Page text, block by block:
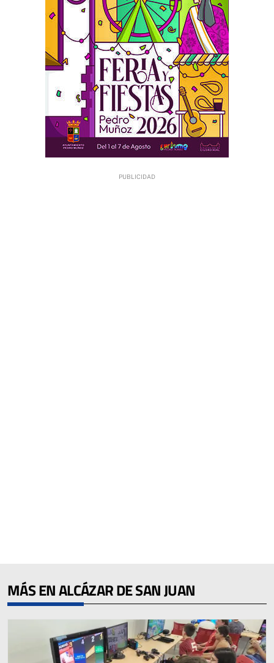
MÁS EN ALCÁZAR DE SAN JUAN